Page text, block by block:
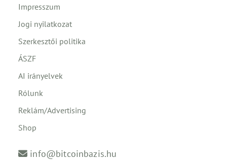
Impresszum
Jogi nyilatkozat
Szerkesztői politika
ÁSZF
AI irányelvek
Rólunk
Reklám/Advertising
Shop
info@bitcoinbazis.hu